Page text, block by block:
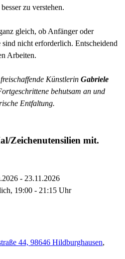
zu verstehen.
gleich, ob Anfänger oder
nicht erforderlich. Entscheidend
Arbeiten.
Künstlerin Gabriele
behutsam an und
Entfaltung.
Zeichenutensilien mit.
- 23.11.2026
19:00 - 21:15 Uhr
44, 98646 Hildburghausen,